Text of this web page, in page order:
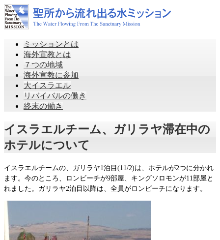
ミッションとは
海外宣教とは
７つの地域
海外宣教に参加
大イスラエル
リバイバルの働き
終末の働き
イスラエルチーム、ガリラヤ滞在中の
ホテルについて
イスラエルチームの、ガリラヤ1泊目(11/2)は、ホテルが2つに分かれ
ます。今のところ、ロンビーチが9部屋、キングソロモンが11部屋と
れました。ガリラヤ2泊目以降は、全員がロンビーチになります。